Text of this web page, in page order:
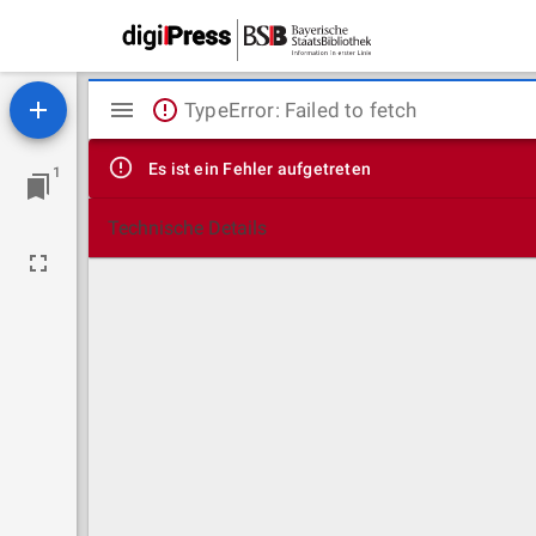
1
Mirador
Viewer
TypeError: Failed to fetch
Es ist ein Fehler aufgetreten
Technische Details